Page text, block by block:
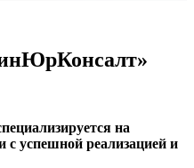
на
успешной реализацией и